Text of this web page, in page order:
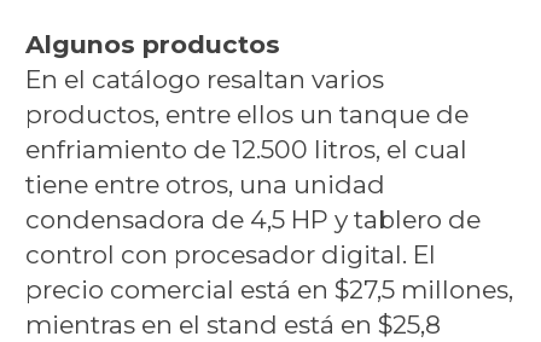
Algunos productos
En el catálogo resaltan varios
productos, entre ellos un tanque de
enfriamiento de 12.500 litros, el cual
tiene entre otros, una unidad
condensadora de 4,5 HP y tablero de
control con procesador digital. El
precio comercial está en $27,5 millones,
mientras en el stand está en $25,8